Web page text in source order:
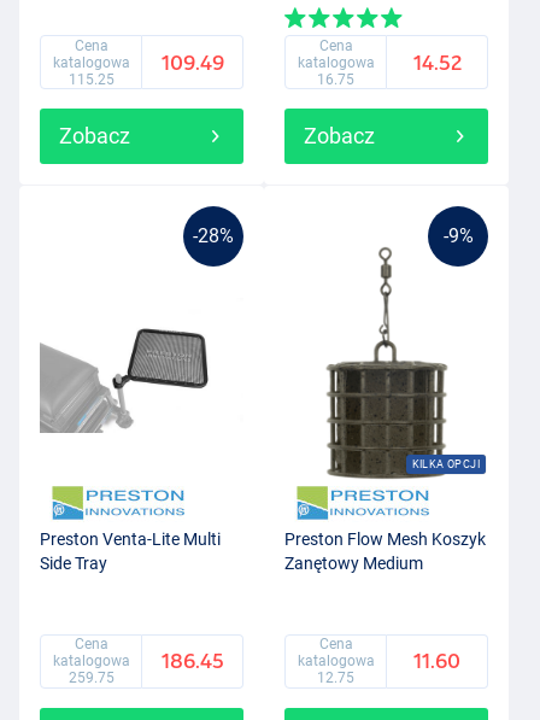
Cena
katalogowa
115.25
109.49
Zobacz
Cena
katalogowa
16.75
14.52
Zobacz
-28%
Preston Venta-Lite Multi
Side Tray
Cena
katalogowa
259.75
186.45
-9%
KILKA OPCJI
Preston Flow Mesh Koszyk
Zanętowy Medium
Cena
katalogowa
12.75
11.60